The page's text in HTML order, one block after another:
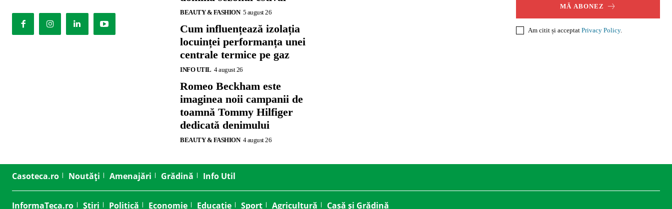
BEAUTY & FASHION 5 august 26
Cum influențează izolația
locuinței performanța unei
centrale termice pe gaz
INFO UTIL 4 august 26
Romeo Beckham este
imaginea noii campanii de
toamnă Tommy Hilfiger
dedicată denimului
BEAUTY & FASHION 4 august 26
MĂ ABONEZ
Am citit și acceptat Privacy Policy.
Casoteca.ro Noutăți Amenajări Grădină Info Util
InformaTeca.ro Știri Politică Economie Educație Sport Agricultură Casă și Grădină